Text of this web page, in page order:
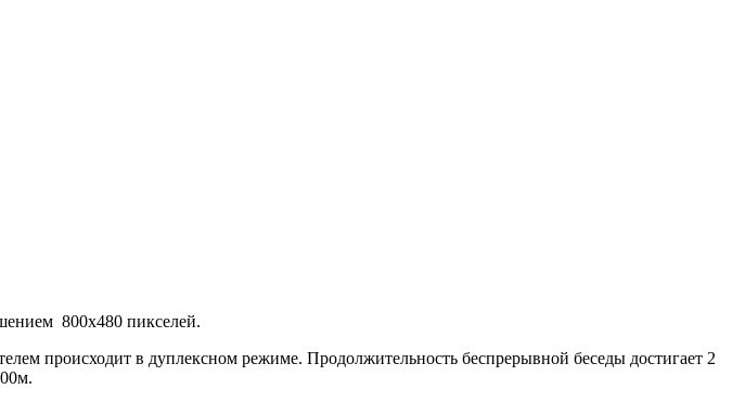
800х480 пикселей.
происходит в дуплексном режиме. Продолжительность беспрерывной беседы достигает 2